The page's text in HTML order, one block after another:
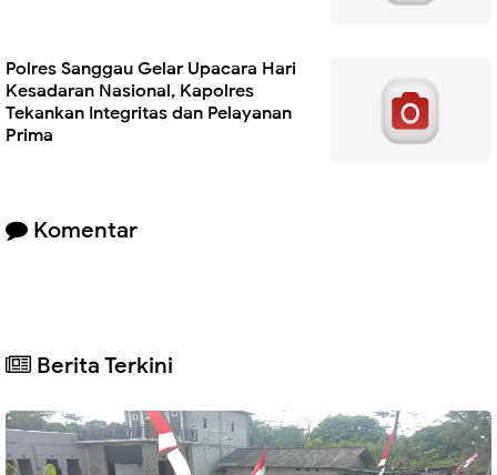
Polres Sanggau Gelar Upacara Hari
Kesadaran Nasional, Kapolres
Tekankan Integritas dan Pelayanan
Prima
Komentar
Berita Terkini